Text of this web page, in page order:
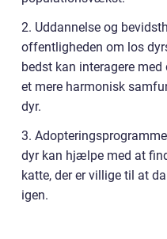
2. Uddannelse og
offentligheden om los
bedst kan interagere
et mere harmonisk
dyr.
3.
dyr kan hjælpe med at
katte, der er villige til at
igen.